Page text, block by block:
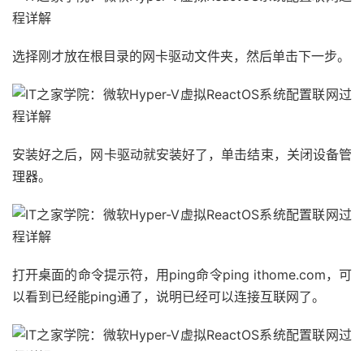
选择刚才放在根目录的网卡驱动文件夹，然后单击下一步。
安装好之后，网卡驱动就安装好了，单击结束，关闭设备管
理器。
打开桌面的命令提示符，用ping命令ping ithome.com，可
以看到已经能ping通了，说明已经可以连接互联网了。